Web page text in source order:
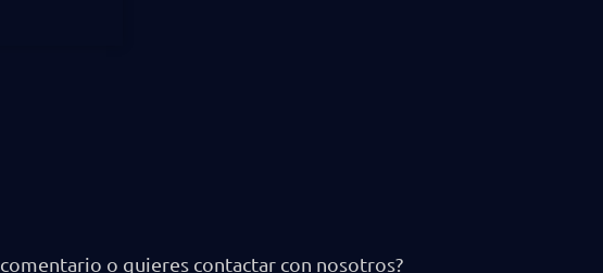
o quieres contactar con nosotros?